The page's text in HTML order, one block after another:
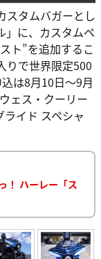
スタムバガーとし
」に、カスタムペ
ト”を追加するこ
りで世界限定500
は8月10日～9月
ェス・クーリー
イド スペシャ
ハーレー「ス